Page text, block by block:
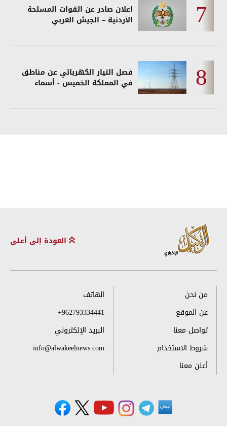
اعلان صادر عن القوات المسلحة
الأردنية – الجيش العربي
فصل التيار الكهربائي عن مناطق
في المملكة الخميس - أسماء
العودة إلى أعلى
من نحن
عن الموقع
تواصل معنا
شروط الاستخدام
أعلن معنا
الهاتف
+962793334441
البريد الإلكتروني
info@alwakeelnews.com